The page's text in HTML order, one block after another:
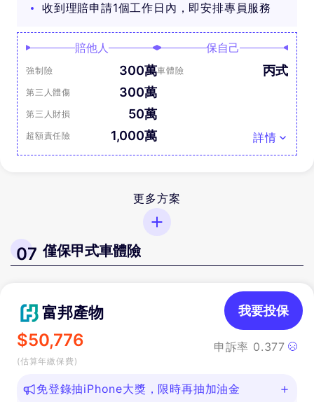
收到理賠申請1個工作日內，即安排專員服務
賠他人
強制險 300萬
第三人體傷 300萬
第三人財損 50萬
超額責任險 1,000萬
保自己
車體險 丙式
詳情
更多方案
07 僅保甲式車體險
富邦產物
$50,776
(估算年繳保費)
申訴率 0.377
我要投保
免登錄抽iPhone大獎，限時再抽加油金